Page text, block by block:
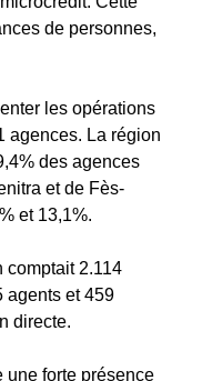
de personnes,
les opérations
agences. La région
des agences
et de Fès-
et 13,1%.
comptait 2.114
agents et 459
directe.
une forte présence